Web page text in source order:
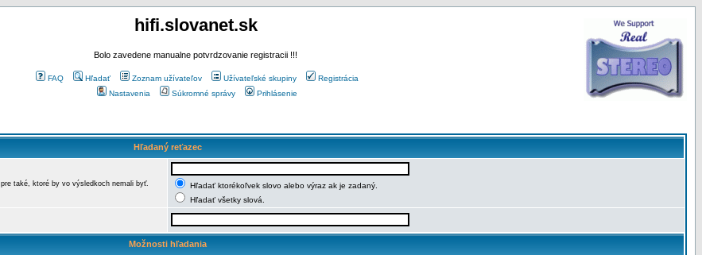
hifi.slovanet.sk
Bolo zavedene manualne potvrdzovanie registracii !!!
FAQ Hľadať Zoznam užívateľov Užívateľské skupiny
Registrácia
Nastavenia
Súkromné správy Prihlásenie
Hľadaný reťazec
pre také, ktoré by vo výsledkoch nemali byť.
Hľadať ktorékoľvek slovo alebo výraz ak je zadaný.
Hľadať všetky slová.
Možnosti hľadania